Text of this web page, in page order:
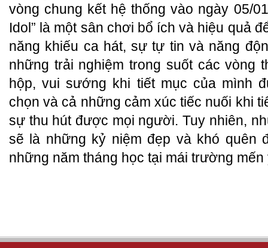
vòng chung kết hệ thống vào ngày 05/
Idol” là một sân chơi bổ ích và hiệu quả
năng khiếu ca hát, sự tự tin và năng
những trải nghiệm trong suốt các vòng
hộp, vui sướng khi tiết mục của mình
chọn và cả những cảm xúc tiếc nuối khi
sự thu hút được mọi người. Tuy nhiên,
sẽ là những kỷ niệm đẹp và khó quên
những năm tháng học tại mái trường